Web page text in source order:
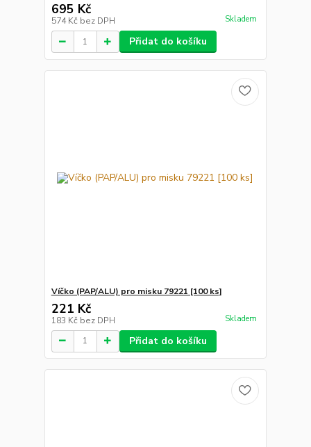
695 Kč
574 Kč bez DPH Skladem
Přidat do košíku
Víčko (PAP/ALU) pro misku 79221 [100 ks]
221 Kč
183 Kč bez DPH Skladem
Přidat do košíku